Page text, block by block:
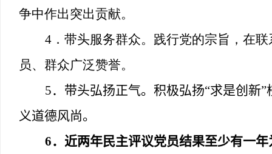
争中作出突出贡献。
4 ．带头服务群众。践行党的宗旨，在
员、群众广泛赞誉。
5．带头弘扬正气。积极弘扬“求是创新”
义道德风尚。
6．近两年民主评议党员结果至少有一年